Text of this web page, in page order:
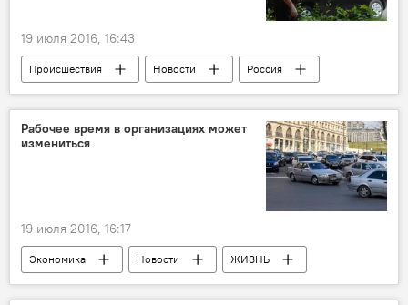
19 июля 2016, 16:43
Происшествия Новости
Россия
ЖИЗНЬ
Россия
Москва
Денис Никандров
Шакро Молодой
Рабочее время в организациях может
измениться
19 июля 2016, 16:17
Экономика Новости
ЖИЗНЬ
Баку
Нурида Аллахъярова